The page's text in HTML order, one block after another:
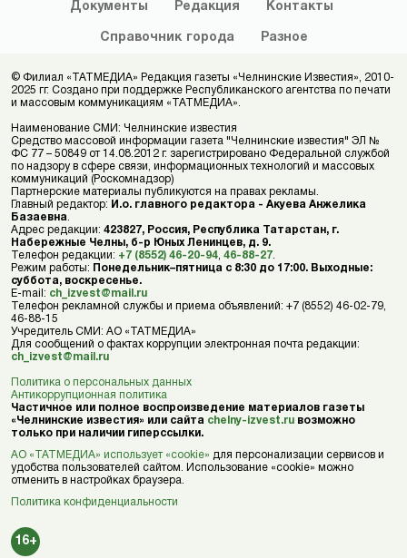
Документы Редакция Контакты
Справочник города Разное
© Филиал «ТАТМЕДИА» Редакция газеты «Челнинские Известия», 2010-
2025 гг. Создано при поддержке Республиканского агентства по печати
и массовым коммуникациям «ТАТМЕДИА».
Наименование СМИ: Челнинские известия
Средство массовой информации газета "Челнинские известия" ЭЛ №
ФС 77 – 50849 от 14.08.2012 г. зарегистрировано Федеральной службой
по надзору в сфере связи, информационных технологий и массовых
коммуникаций (Роскомнадзор)
Партнерские материалы публикуются на правах рекламы.
Главный редактор: И.о. главного редактора - Акуева Анжелика
Базаевна.
Адрес редакции: 423827, Россия, Республика Татарстан, г.
Набережные Челны, б-р Юных Ленинцев, д. 9.
Телефон редакции: +7 (8552) 46-20-94, 46-88-27.
Режим работы: Понедельник–пятница с 8:30 до 17:00. Выходные:
суббота, воскресенье.
E-mail: ch_izvest@mail.ru
Телефон рекламной службы и приема объявлений: +7 (8552) 46-02-79,
46-88-15
Учредитель СМИ: АО «ТАТМЕДИА»
Для сообщений о фактах коррупции электронная почта редакции:
ch_izvest@mail.ru
Политика о персональных данных
Антикоррупционная политика
Частичное или полное воспроизведение материалов газеты
«Челнинские известия» или сайта chelny-izvest.ru возможно
только при наличии гиперссылки.
АО «ТАТМЕДИА» использует «cookie» для персонализации сервисов и
удобства пользователей сайтом. Использование «cookie» можно
отменить в настройках браузера.
Политика конфиденциальности
16+